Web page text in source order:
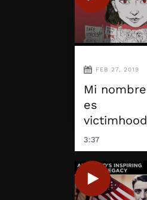
FEB 27, 2019
Mi nombre
es
victimhood
3:37